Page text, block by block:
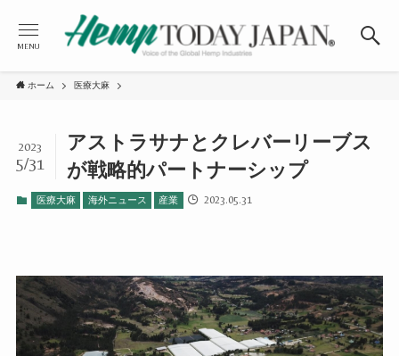
MENU
ホーム 医療大麻
アストラサナとクレバーリーブス
が戦略的パートナーシップ
2023
5/31
医療大麻 海外ニュース 産業 2023.05.31